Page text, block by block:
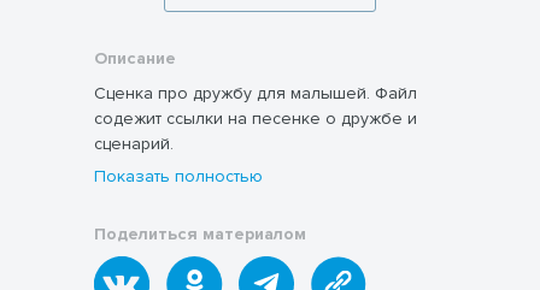
Описание
Сценка про дружбу для малышей. Файл
содежит ссылки на песенке о дружбе и
сценарий.
Показать полностью
Поделиться материалом